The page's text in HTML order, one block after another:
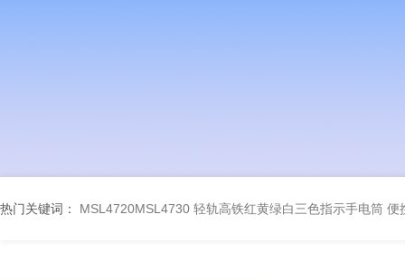
热门关键词： MSL4720MSL4730 轻轨高铁红黄绿白三色指示手电筒 便